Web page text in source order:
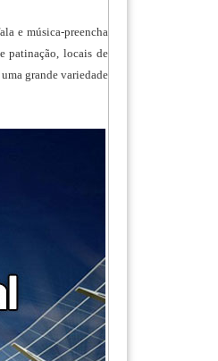
e música-preencha
patinação, locais de
grande variedade